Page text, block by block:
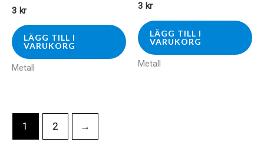
3 kr
LÄGG TILL I
VARUKORG
Metall
3 kr
LÄGG TILL I
VARUKORG
Metall
1 2 →